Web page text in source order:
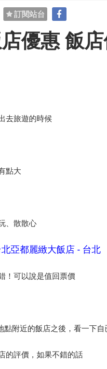
訂閱站台
優惠 飯
去旅遊的時候
點大
、散散心
北亞都麗緻大飯店 - 台北
！可以說是值回票價
點附近的飯店之後，看一下
的評價，如果不錯的話